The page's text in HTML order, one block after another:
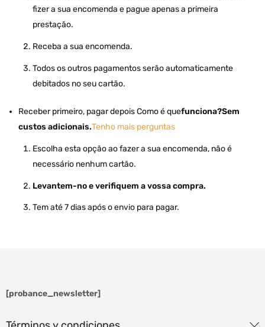
fizer a sua encomenda e pague apenas a primeira
prestação.
Receba a sua encomenda.
Todos os outros pagamentos serão automaticamente
debitados no seu cartão.
Receber primeiro, pagar depois Como é quefunciona?Sem
custos adicionais.Tenho mais perguntas
Escolha esta opção ao fazer a sua encomenda, não é
necessário nenhum cartão.
Levantem-no e verifiquem a vossa compra.
Tem até 7 dias após o envio para pagar.
[probance_newsletter]